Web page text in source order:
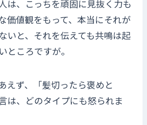
は、こっちを頑固に見抜く力も
価値観をもって、本当にそれが
いと、それを伝えても共鳴は起
ところですが。
えず、「髪切ったら褒めと
は、どのタイプにも怒られま